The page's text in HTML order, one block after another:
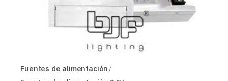
Fuentes de alimentación